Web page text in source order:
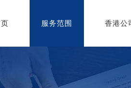
服务范围 香港公